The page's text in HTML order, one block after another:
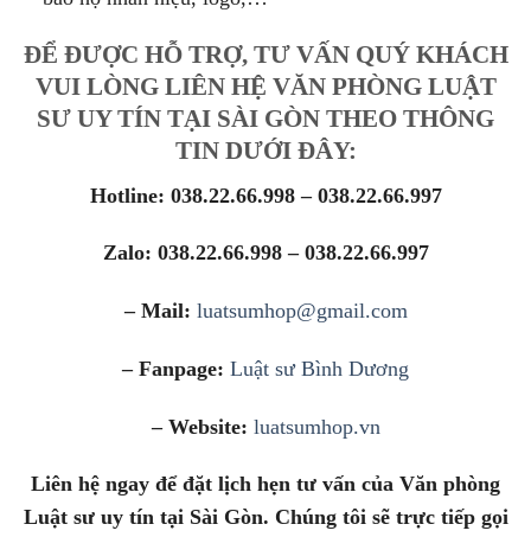
ĐỂ ĐƯỢC HỖ TRỢ, TƯ VẤN QUÝ KHÁCH
VUI LÒNG LIÊN HỆ VĂN PHÒNG LUẬT
SƯ UY TÍN TẠI SÀI GÒN THEO THÔNG
TIN DƯỚI ĐÂY:
Hotline: 038.22.66.998 – 038.22.66.997
Zalo: 038.22.66.998 – 038.22.66.997
– Mail: luatsumhop@gmail.com
– Fanpage: Luật sư Bình Dương
– Website: luatsumhop.vn
Liên hệ ngay để đặt lịch hẹn tư vấn của Văn phòng
Luật sư uy tín tại Sài Gòn. Chúng tôi sẽ trực tiếp gọi